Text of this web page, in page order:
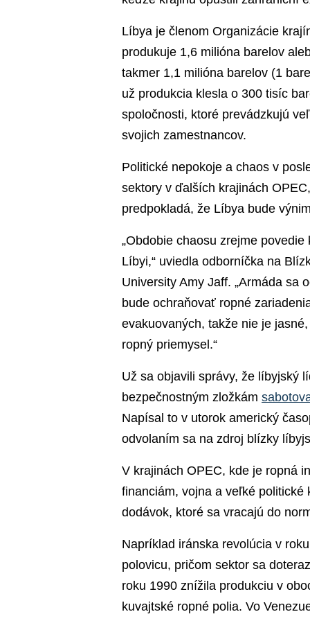
Líbya je členom Organizácie
produkuje 1,6 milióna barelov
takmer 1,1 milióna barelov (1
už produkcia klesla o 300 tisíc
spoločnosti, ktoré prevádzkujú
svojich zamestnancov.
Politické nepokoje a chaos v
sektory v ďalších krajinách
predpokladá, že Líbya bude
„Obdobie chaosu zrejme
Líbyi,“ uviedla odborníčka na
University Amy Jaff. „Armáda sa
bude ochraňovať ropné
evakuovaných, takže nie je
ropný priemysel.“
Už sa objavili správy, že líbyjský
bezpečnostným zložkám
Napísal to v utorok americký
odvolaním sa na zdroj blízky
V krajinách OPEC, kde je ropná
financiám, vojna a veľké
dodávok, ktoré sa vracajú do
Napríklad iránska revolúcia v
polovicu, pričom sektor sa
roku 1990 znížila produkciu v
kuvajtské ropné polia. Vo